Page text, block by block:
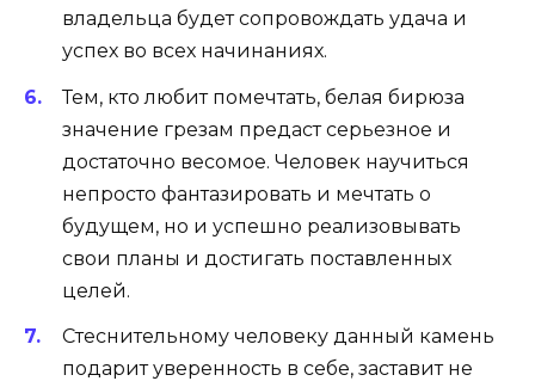
владельца будет сопровождать удача и
успех во всех начинаниях.
Тем, кто любит помечтать, белая бирюза
значение грезам предаст серьезное и
достаточно весомое. Человек научиться
непросто фантазировать и мечтать о
будущем, но и успешно реализовывать
свои планы и достигать поставленных
целей.
Стеснительному человеку данный камень
подарит уверенность в себе, заставит не